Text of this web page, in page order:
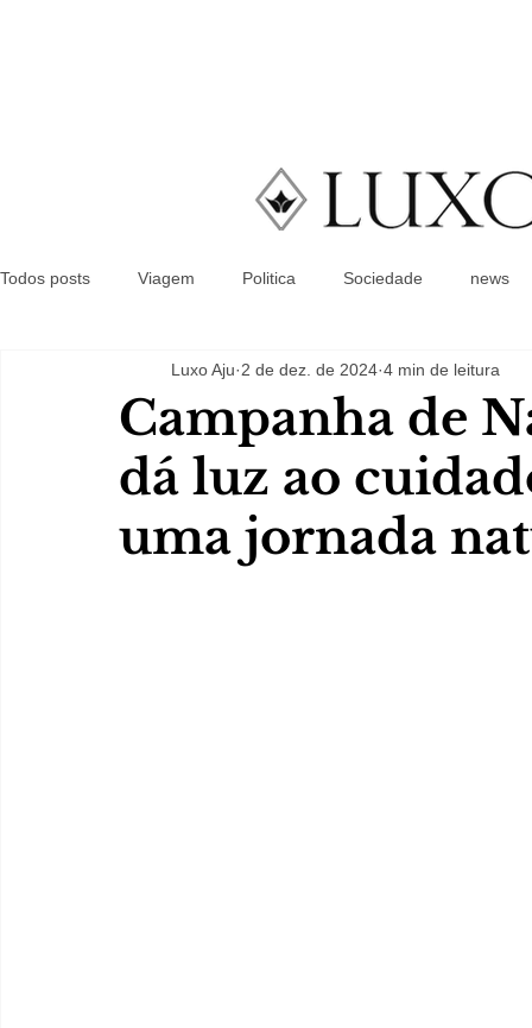
Todos posts Viagem Politica Sociedade news
Campanha de
dá luz ao
uma jornada
Luxo Aju 2 de dez. de 2024 4 min de leitura